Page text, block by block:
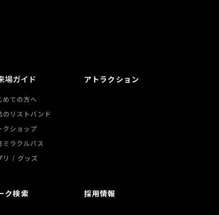
場ガイド
めての方へ
のリストバンド
クショップ
ミラクルパス
リ / グッズ
アトラクション
ク検索 採用情報